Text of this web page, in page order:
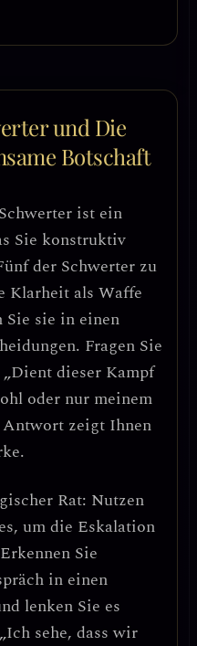
und Die
Botschaft
ist ein
Sie konstruktiv
der Schwerter zu
Klarheit als Waffe
Sie sie in einen
. Fragen Sie
dieser Kampf
oder nur meinem
zeigt Ihnen
Rat: Nutzen
um die Eskalation
Erkennen Sie
in einen
lenken Sie es
sehe, dass wir